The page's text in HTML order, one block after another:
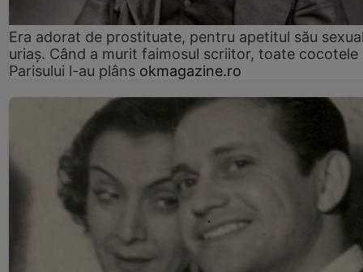
Era adorat de prostituate, pentru apetitul său
uriaș. Când a murit faimosul scriitor, toate cocotele
Parisului l-au plâns okmagazine.ro